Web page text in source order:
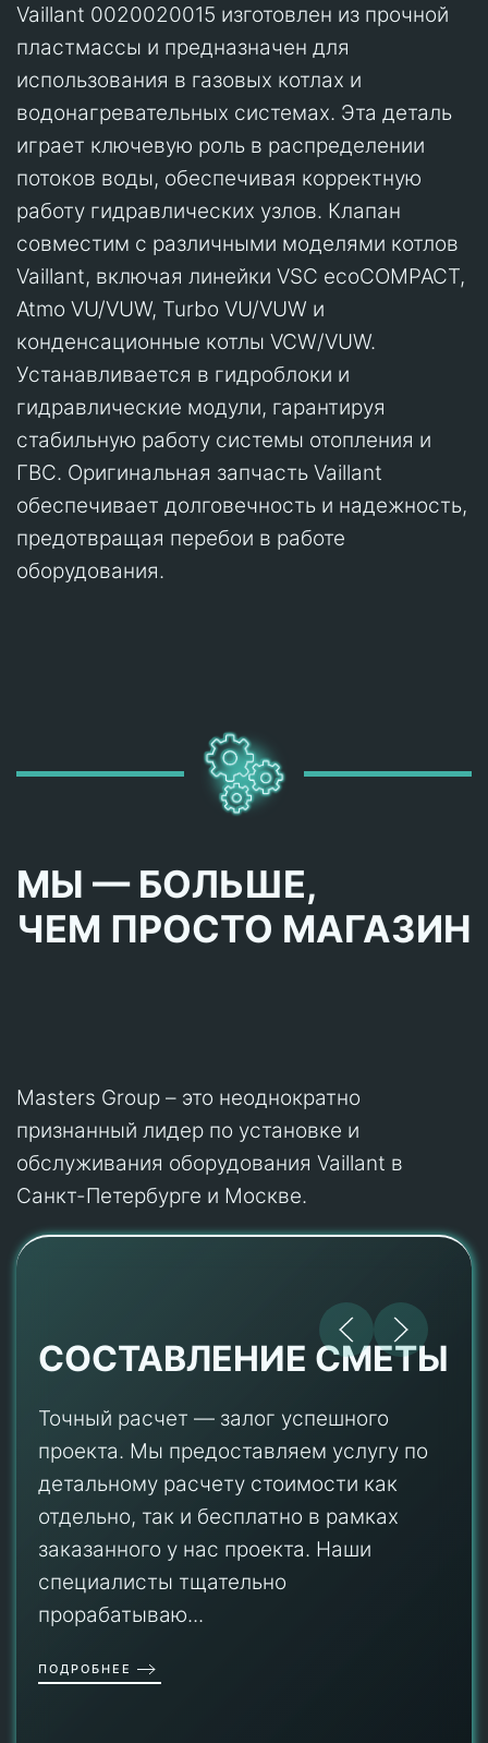
Vaillant 0020020015 изготовлен из прочной
пластмассы и предназначен для
использования в газовых котлах и
водонагревательных системах. Эта деталь
играет ключевую роль в распределении
потоков воды, обеспечивая корректную
работу гидравлических узлов. Клапан
совместим с различными моделями котлов
Vaillant, включая линейки VSC ecoCOMPACT,
Atmo VU/VUW, Turbo VU/VUW и
конденсационные котлы VCW/VUW.
Устанавливается в гидроблоки и
гидравлические модули, гарантируя
стабильную работу системы отопления и
ГВС. Оригинальная запчасть Vaillant
обеспечивает долговечность и надежность,
предотвращая перебои в работе
оборудования.
МЫ — БОЛЬШЕ,
ЧЕМ ПРОСТО МАГАЗИН
Masters Group – это неоднократно
признанный лидер по установке и
обслуживания оборудования Vaillant в
Санкт-Петербурге и Москве.
СОСТАВЛЕНИЕ СМЕТЫ
Точный расчет — залог успешного
проекта. Мы предоставляем услугу по
детальному расчету стоимости как
отдельно, так и бесплатно в рамках
заказанного у нас проекта. Наши
специалисты тщательно
прорабатываю...
ПОДРОБНЕЕ